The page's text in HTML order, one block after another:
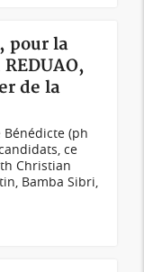
pour la
de la
Bénédicte (ph
ce
Christian
Bamba Sibri,